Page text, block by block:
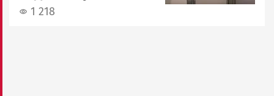
1 218